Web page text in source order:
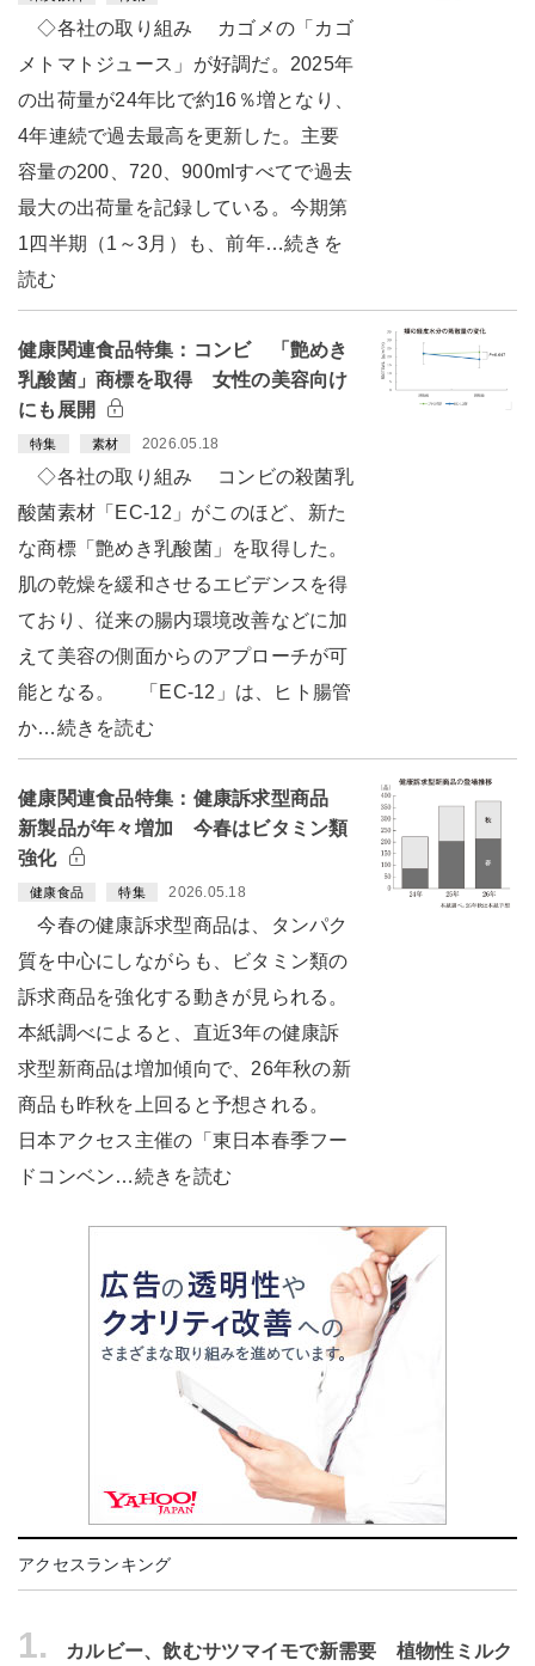
◇各社の取り組み カゴメの「カゴ
メトマトジュース」が好調だ。2025年
の出荷量が24年比で約16％増となり、
4年連続で過去最高を更新した。主要
容量の200、720、900mlすべてで過去
最大の出荷量を記録している。今期第
1四半期（1～3月）も、前年…続きを
読む
健康関連食品特集：コンビ 「艶めき
乳酸菌」商標を取得 女性の美容向け
にも展開
特集 素材 2026.05.18
◇各社の取り組み コンビの殺菌乳
酸菌素材「EC-12」がこのほど、新た
な商標「艶めき乳酸菌」を取得した。
肌の乾燥を緩和させるエビデンスを得
ており、従来の腸内環境改善などに加
えて美容の側面からのアプローチが可
能となる。 「EC-12」は、ヒト腸管
か…続きを読む
健康関連食品特集：健康訴求型商品
新製品が年々増加 今春はビタミン類
強化
健康食品 特集 2026.05.18
今春の健康訴求型商品は、タンパク
質を中心にしながらも、ビタミン類の
訴求商品を強化する動きが見られる。
本紙調べによると、直近3年の健康訴
求型新商品は増加傾向で、26年秋の新
商品も昨秋を上回ると予想される。
日本アクセス主催の「東日本春季フー
ドコンベン…続きを読む
アクセスランキング
1.
カルビー、飲むサツマイモで新需要 植物性ミルク